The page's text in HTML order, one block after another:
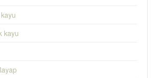
kayu